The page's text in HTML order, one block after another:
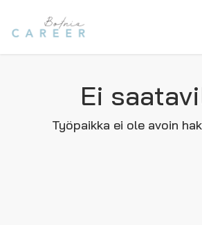
Ei
Työpaikka ei ole avoin